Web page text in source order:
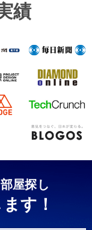
績
屋探し
す！